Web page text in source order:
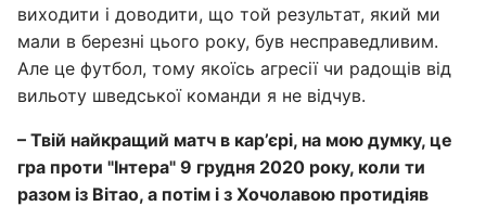
виходити і доводити, що той результат, який ми
мали в березні цього року, був несправедливим.
Але це футбол, тому якоїсь агресії чи радощів від
вильоту шведської команди я не відчув.
– Твій найкращий матч в кар’єрі, на мою думку, це
гра проти "Інтера" 9 грудня 2020 року, коли ти
разом із Вітао, а потім і з Хочолавою протидіяв